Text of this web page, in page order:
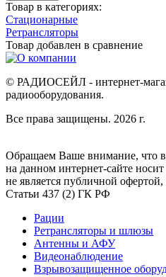
Товар в категориях:
Стационарные
Ретрансляторы
Товар добавлен в сравнение
© РАДИОСЕЙЛ - интернет-
радиооборудования.
Все права защищены. 2026 г.
Обращаем Ваше внимание, что
на данном интернет-сайте
не является публичной
Статьи 437 (2) ГК РФ
Рации
Ретрансляторы и шлюзы
Антенны и АФУ
Видеонаблюдение
Взрывозащищенное